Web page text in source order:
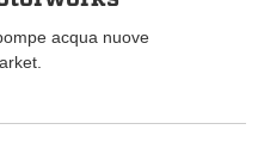
acqua nuove